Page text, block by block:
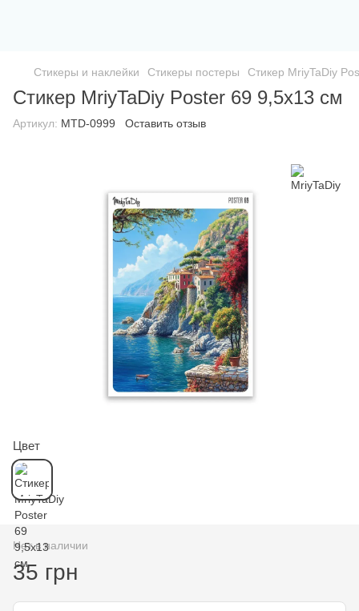
Стикеры и наклейки Стикеры постеры Стикер MriyTaDiy
Стикер MriyTaDiy Poster 69 9,5х13 см
Артикул: MTD-0999 Оставить отзыв
Цвет
Нет в наличии
35 грн